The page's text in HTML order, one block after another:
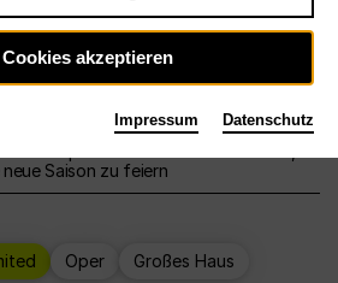
Großes Haus
neue Saison zu feiern
Oper Großes Haus
akzeptieren
Impressum Datenschutz